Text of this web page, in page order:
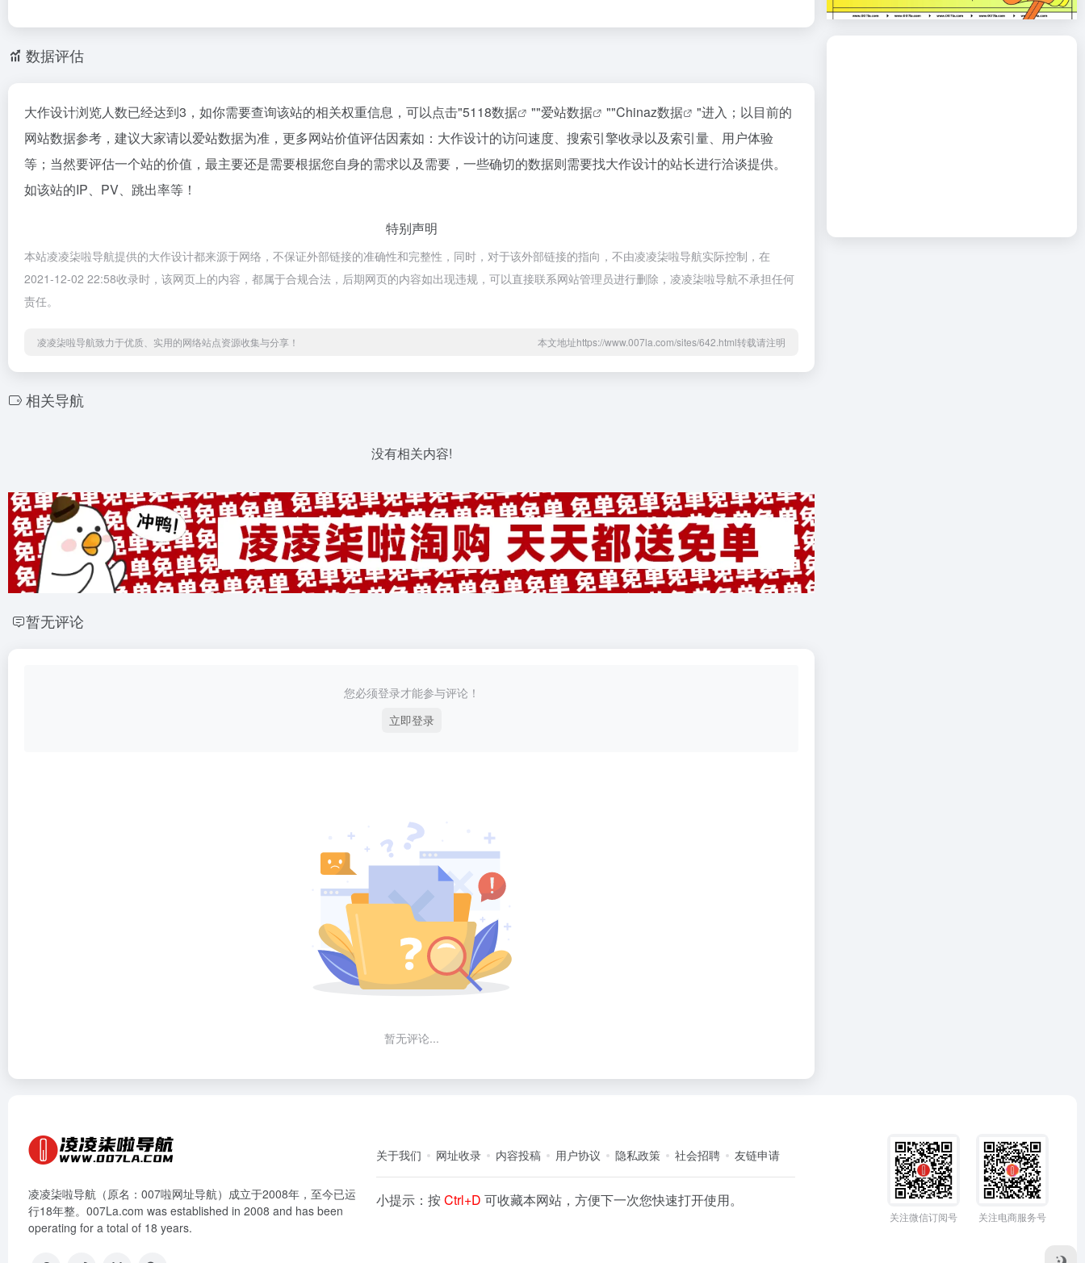
数据评估
大作设计浏览人数已经达到3，如你需要查询该站的相关权重信息，可以点击"5118数据 ""爱站数据 ""Chinaz数据
"进入；以目前的
网站数据参考，建议大家请以爱站数据为准，更多网站价值评估因素如：大作设计的访问速度、搜索引擎收录以及索引量、用户体验
等；当然要评估一个站的价值，最主要还是需要根据您自身的需求以及需要，一些确切的数据则需要找大作设计的站长进行洽谈提供。
如该站的IP、PV、跳出率等！
特别声明
本站凌凌柒啦导航提供的大作设计都来源于网络，不保证外部链接的准确性和完整性，同时，对于该外部链接的指向，不由凌凌柒啦导航实际控制，在
2021-12-02 22:58收录时，该网页上的内容，都属于合规合法，后期网页的内容如出现违规，可以直接联系网站管理员进行删除，凌凌柒啦导航不承担任何
责任。
凌凌柒啦导航致力于优质、实用的网络站点资源收集与分享！ 本文地址https://www.007la.com/sites/642.html转载请注明
相关导航
没有相关内容!
暂无评论
您必须登录才能参与评论！
立即登录
暂无评论...
凌凌柒啦导航（原名：007啦网址导航）成立于2008年，至今已运
行18年整。007La.com was established in 2008 and has been
operating for a total of 18 years.
关于我们 网址收录 内容投稿 用户协议 隐私政策 社会招聘 友链申请
小提示：按Ctrl+D可收藏本网站，方便下一次您快速打开使用。
关注微信订阅号 关注电商服务号